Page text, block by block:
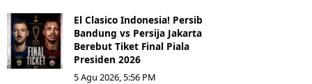
El Clasico Indonesia! Persib
Bandung vs Persija Jakarta
Berebut Tiket Final Piala
Presiden 2026
5 Agu 2026, 5:56 PM